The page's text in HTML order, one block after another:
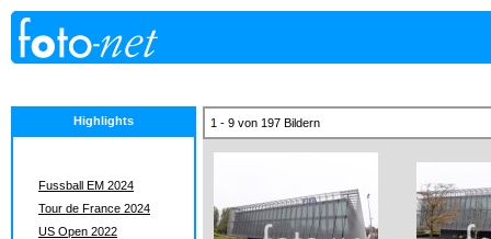
Highlights
Fussball EM 2024
Tour de France 2024
US Open 2022
1 - 9 von 197 Bildern